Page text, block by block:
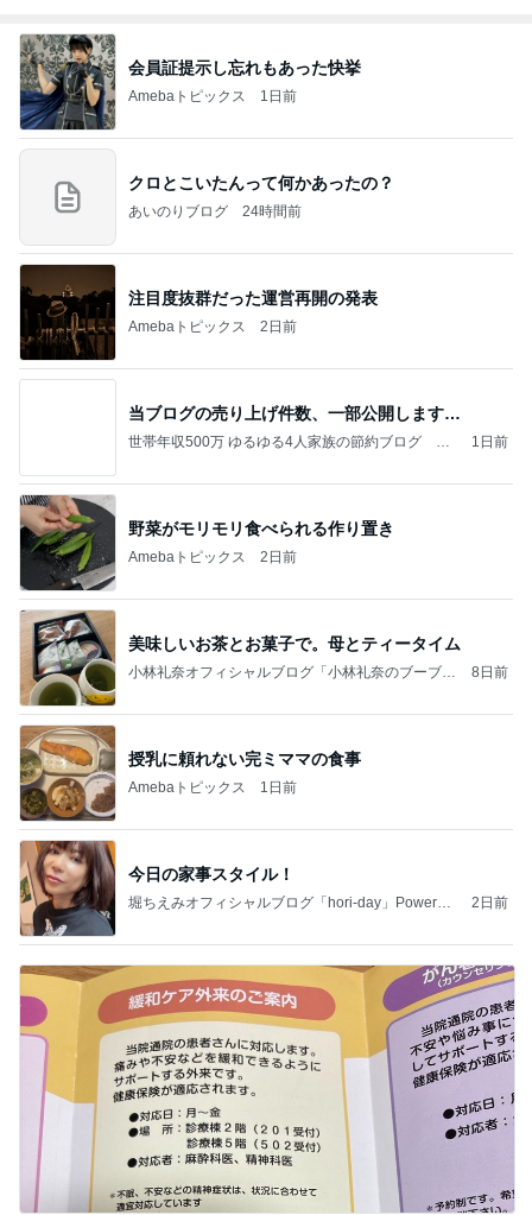
会員証提示し忘れもあった快挙
Amebaトピックス 1日前
クロとこいたんって何かあったの？
あいのりブログ 24時間前
注目度抜群だった運営再開の発表
Amebaトピックス 2日前
当ブログの売り上げ件数、一部公開します…
世帯年収500万 ゆるゆる4人家族の節約ブログ 〜
1日前
野菜がモリモリ食べられる作り置き
Amebaトピックス 2日前
美味しいお茶とお菓子で。母とティータイム
小林礼奈オフィシャルブログ「小林礼奈のブーブー
8日前
授乳に頼れない完ミママの食事
Amebaトピックス 1日前
今日の家事スタイル！
堀ちえみオフィシャルブログ「hori-day」Powered
2日前